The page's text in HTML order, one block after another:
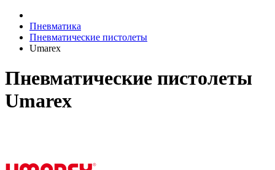
Пневматика
Пневматические пистолеты
Umarex
Пневматические пистолеты
Umarex